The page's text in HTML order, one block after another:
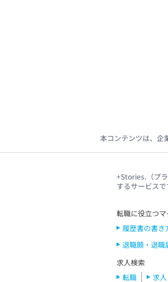
本コンテンツは、企
+Stories.（プ
するサービス
転職に役立つ
履歴書の書き
退職願・退職
求人検索
転職
求人